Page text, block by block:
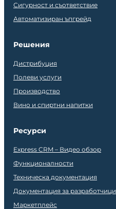
Сигурност и съответствие
Автоматизиран ъпгрейд
Решения
Дистрибуция
Полеви услуги
Производство
Вино и спиртни напитки
Ресурси
Express CRM – Видео обзор
Функционалности
Техническа документация
Документация за разработчици
Маркетплейс